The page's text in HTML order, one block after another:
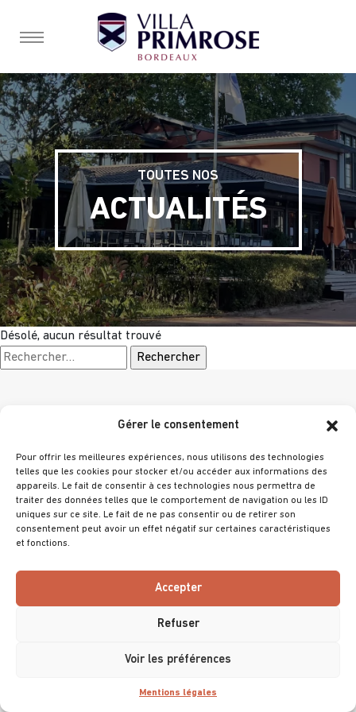
Gérer le consentement
Pour offrir les meilleures expériences, nous utilisons des technologies
telles que les cookies pour stocker et/ou accéder aux informations des
appareils. Le fait de consentir à ces technologies nous permettra de
traiter des données telles que le comportement de navigation ou les ID
uniques sur ce site. Le fait de ne pas consentir ou de retirer son
consentement peut avoir un effet négatif sur certaines caractéristiques
et fonctions.
Accepter
Refuser
Voir les préférences
Mentions légales
TOUTES NOS
ACTUALITÉS
Désolé, aucun résultat trouvé
Rechercher :
Tous droits réservés